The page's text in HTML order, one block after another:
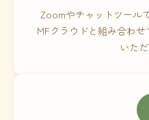
Zoomやチャットツール
MFクラウドと組み合わ
いた